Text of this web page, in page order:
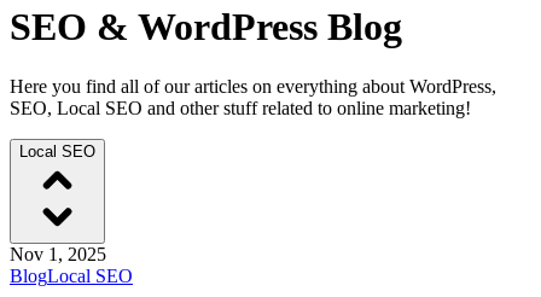
SEO & WordPress Blog
Here you find all of our articles on everything about WordPress,
SEO, Local SEO and other stuff related to online marketing!
Local SEO
Nov 1, 2025
BlogLocal SEO